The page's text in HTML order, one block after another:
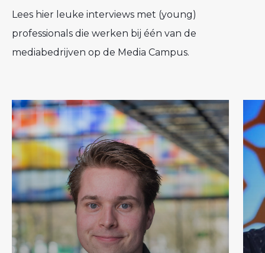
Lees hier leuke interviews met (young)
professionals die werken bij één van de
mediabedrijven op de Media Campus.